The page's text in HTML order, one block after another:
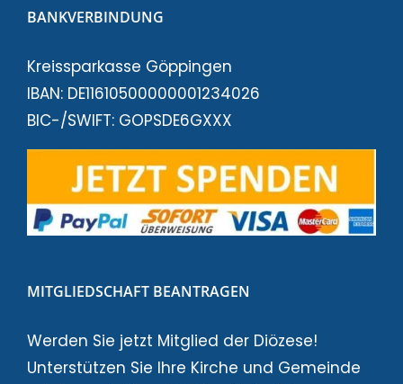
BANKVERBINDUNG
Kreissparkasse Göppingen
IBAN: DE11610500000001234026
BIC-/SWIFT: GOPSDE6GXXX
MITGLIEDSCHAFT BEANTRAGEN
Werden Sie jetzt Mitglied der Diözese!
Unterstützen Sie Ihre Kirche und Gemeinde